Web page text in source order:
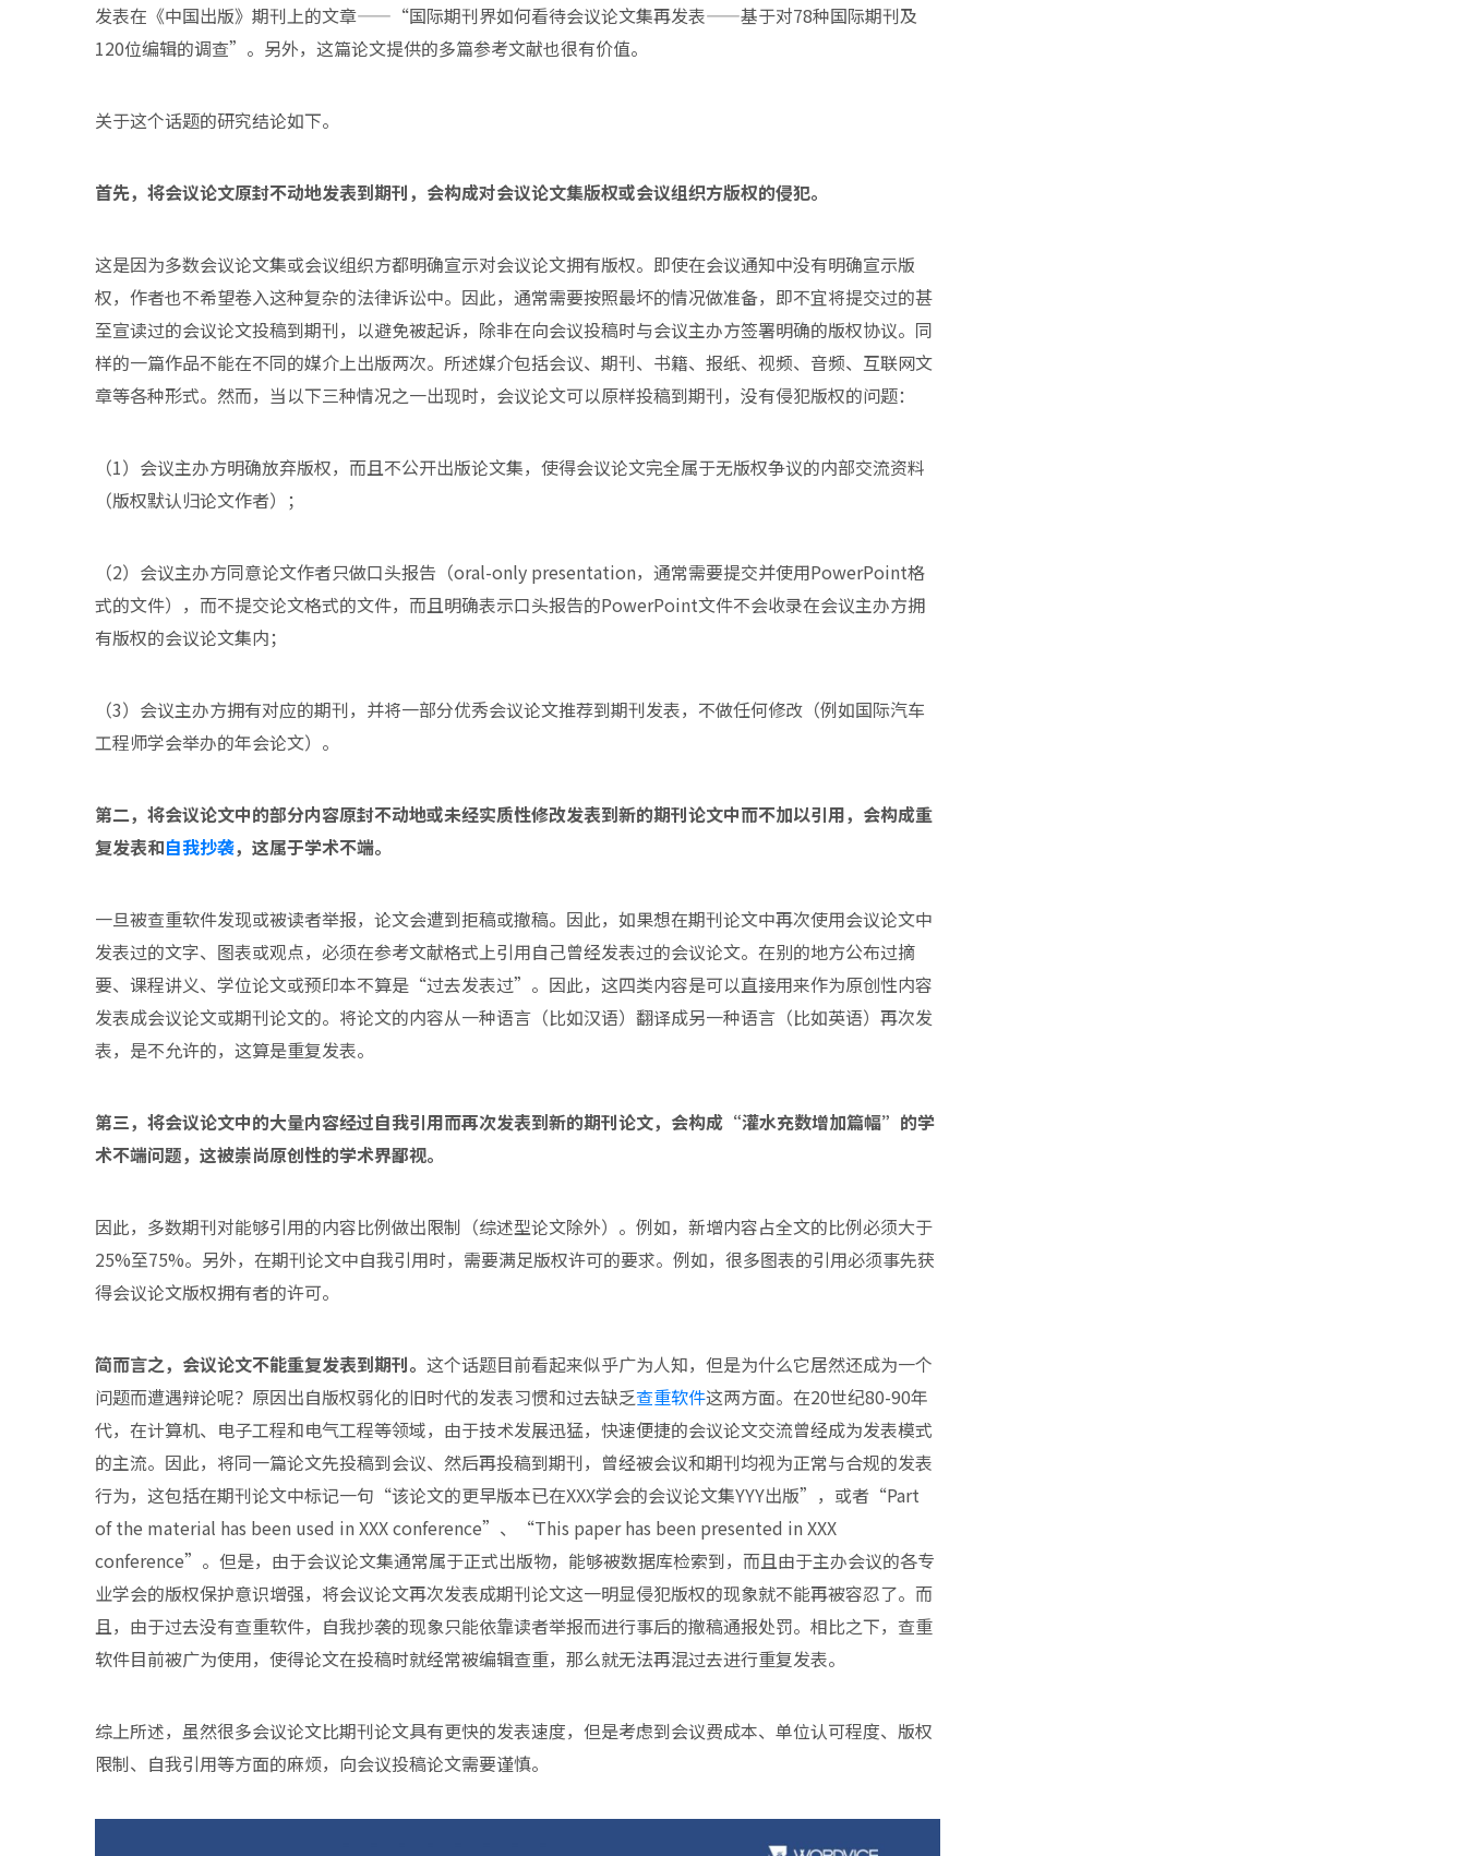
发表在《中国出版》期刊上的文章——“国际期刊界如何看待会议论文集再发表——基于对78种国际期刊及
120位编辑的调查”。另外，这篇论文提供的多篇参考文献也很有价值。
关于这个话题的研究结论如下。
首先，将会议论文原封不动地发表到期刊，会构成对会议论文集版权或会议组织方版权的侵犯。
这是因为多数会议论文集或会议组织方都明确宣示对会议论文拥有版权。即使在会议通知中没有明确宣示版
权，作者也不希望卷入这种复杂的法律诉讼中。因此，通常需要按照最坏的情况做准备，即不宜将提交过的甚
至宣读过的会议论文投稿到期刊，以避免被起诉，除非在向会议投稿时与会议主办方签署明确的版权协议。同
样的一篇作品不能在不同的媒介上出版两次。所述媒介包括会议、期刊、书籍、报纸、视频、音频、互联网文
章等各种形式。然而，当以下三种情况之一出现时，会议论文可以原样投稿到期刊，没有侵犯版权的问题：
（1）会议主办方明确放弃版权，而且不公开出版论文集，使得会议论文完全属于无版权争议的内部交流资料
（版权默认归论文作者）；
（2）会议主办方同意论文作者只做口头报告（oral-only presentation，通常需要提交并使用PowerPoint格
式的文件），而不提交论文格式的文件，而且明确表示口头报告的PowerPoint文件不会收录在会议主办方拥
有版权的会议论文集内；
（3）会议主办方拥有对应的期刊，并将一部分优秀会议论文推荐到期刊发表，不做任何修改（例如国际汽车
工程师学会举办的年会论文）。
第二，将会议论文中的部分内容原封不动地或未经实质性修改发表到新的期刊论文中而不加以引用，会构成重
复发表和自我抄袭，这属于学术不端。
一旦被查重软件发现或被读者举报，论文会遭到拒稿或撤稿。因此，如果想在期刊论文中再次使用会议论文中
发表过的文字、图表或观点，必须在参考文献格式上引用自己曾经发表过的会议论文。在别的地方公布过摘
要、课程讲义、学位论文或预印本不算是“过去发表过”。因此，这四类内容是可以直接用来作为原创性内容
发表成会议论文或期刊论文的。将论文的内容从一种语言（比如汉语）翻译成另一种语言（比如英语）再次发
表，是不允许的，这算是重复发表。
第三，将会议论文中的大量内容经过自我引用而再次发表到新的期刊论文，会构成“灌水充数增加篇幅”的学
术不端问题，这被崇尚原创性的学术界鄙视。
因此，多数期刊对能够引用的内容比例做出限制（综述型论文除外）。例如，新增内容占全文的比例必须大于
25%至75%。另外，在期刊论文中自我引用时，需要满足版权许可的要求。例如，很多图表的引用必须事先获
得会议论文版权拥有者的许可。
简而言之，会议论文不能重复发表到期刊。 这个话题目前看起来似乎广为人知，但是为什么它居然还成为一个
问题而遭遇辩论呢？原因出自版权弱化的旧时代的发表习惯和过去缺乏查重软件这两方面。在20世纪80-90年
代，在计算机、电子工程和电气工程等领域，由于技术发展迅猛，快速便捷的会议论文交流曾经成为发表模式
的主流。因此，将同一篇论文先投稿到会议、然后再投稿到期刊，曾经被会议和期刊均视为正常与合规的发表
行为，这包括在期刊论文中标记一句“该论文的更早版本已在XXX学会的会议论文集YYY出版”，或者“Part
of the material has been used in XXX conference”、“This paper has been presented in XXX
conference”。但是，由于会议论文集通常属于正式出版物，能够被数据库检索到，而且由于主办会议的各专
业学会的版权保护意识增强，将会议论文再次发表成期刊论文这一明显侵犯版权的现象就不能再被容忍了。而
且，由于过去没有查重软件，自我抄袭的现象只能依靠读者举报而进行事后的撤稿通报处罚。相比之下，查重
软件目前被广为使用，使得论文在投稿时就经常被编辑查重，那么就无法再混过去进行重复发表。
综上所述，虽然很多会议论文比期刊论文具有更快的发表速度，但是考虑到会议费成本、单位认可程度、版权
限制、自我引用等方面的麻烦，向会议投稿论文需要谨慎。